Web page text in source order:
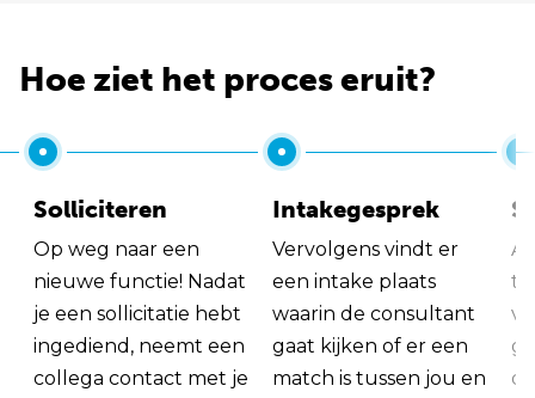
Hoe ziet het proces eruit?
Solliciteren
Op weg naar een
nieuwe functie! Nadat
je een sollicitatie hebt
ingediend, neemt een
collega contact met je
Intakegesprek
Vervolgens vindt er
een intake plaats
waarin de consultant
gaat kijken of er een
match is tussen jou en